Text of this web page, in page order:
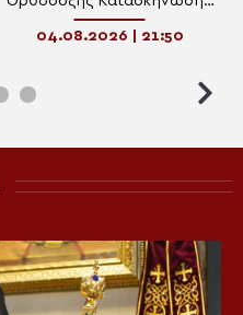
Νεολαίας Γκάνας
04.08.2026 | 21:50